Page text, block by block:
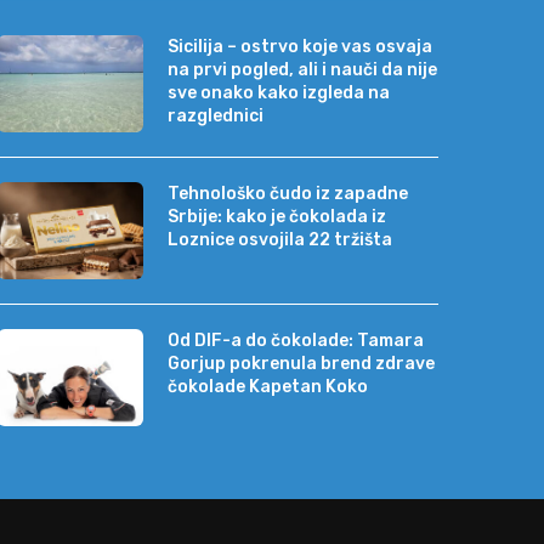
Sicilija – ostrvo koje vas osvaja
na prvi pogled, ali i nauči da nije
sve onako kako izgleda na
razglednici
Tehnološko čudo iz zapadne
Srbije: kako je čokolada iz
Loznice osvojila 22 tržišta
Od DIF-a do čokolade: Tamara
Gorjup pokrenula brend zdrave
čokolade Kapetan Koko